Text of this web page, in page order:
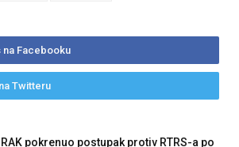
na Facebooku
Twitteru
RAK pokrenuo postupak protiv RTRS-a po